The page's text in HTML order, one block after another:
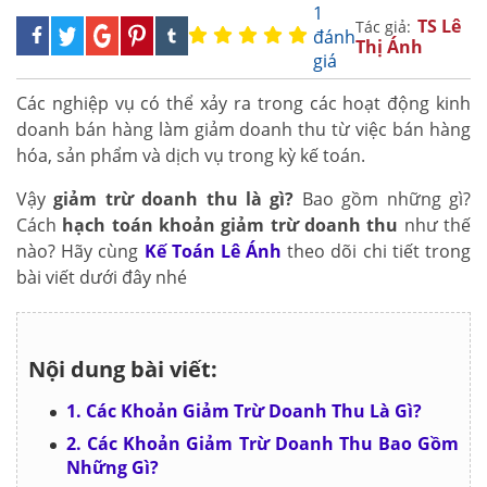
1
đánh
giá
Tác giả: TS Lê
Thị Ánh
Các nghiệp vụ có thể xảy ra trong các hoạt động kinh
doanh bán hàng làm giảm doanh thu từ việc bán hàng
hóa, sản phẩm và dịch vụ trong kỳ kế toán.
Vậygiảm trừ doanh thu là gì? Bao gồm những gì?
Cách hạch toán khoản giảm trừ doanh thu như thế
nào? Hãy cùng Kế Toán Lê Ánh theo dõi chi tiết trong
bài viết dưới đây nhé
Nội dung bài viết:
1. Các Khoản Giảm Trừ Doanh Thu Là Gì?
2. Các Khoản Giảm Trừ Doanh Thu Bao Gồm
Những Gì?